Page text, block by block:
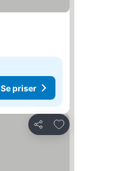
Se priser
Del
Føj til favoritter